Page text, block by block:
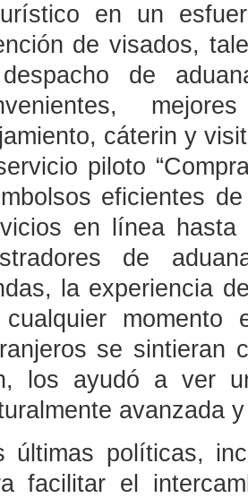
en un
de visados,
de
cáterin y
piloto
eficientes
en línea
de
la experiencia
se sintieran
los ayudó a ver
avanzada
últimas políticas,
facilitar el